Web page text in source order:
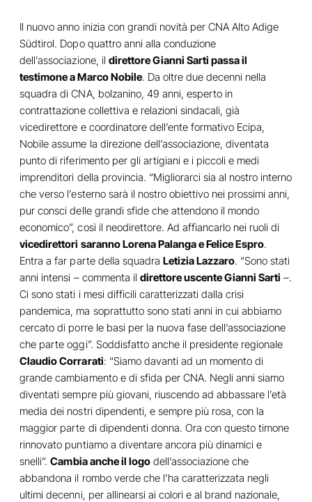
Il nuovo anno inizia con grandi novità per CNA Alto Adige
Südtirol. Dopo quattro anni alla conduzione
dell’associazione, il direttore Gianni Sarti passa il
testimone a Marco Nobile. Da oltre due decenni nella
squadra di CNA, bolzanino, 49 anni, esperto in
contrattazione collettiva e relazioni sindacali, già
vicedirettore e coordinatore dell’ente formativo Ecipa,
Nobile assume la direzione dell’associazione, diventata
punto di riferimento per gli artigiani e i piccoli e medi
imprenditori della provincia. “Migliorarci sia al nostro interno
che verso l’esterno sarà il nostro obiettivo nei prossimi anni,
pur consci delle grandi sfide che attendono il mondo
economico”, così il neodirettore. Ad affiancarlo nei ruoli di
vicedirettori saranno Lorena Palanga e Felice Espro.
Entra a far parte della squadra Letizia Lazzaro. “Sono stati
anni intensi – commenta il direttore uscente Gianni Sarti –.
Ci sono stati i mesi difficili caratterizzati dalla crisi
pandemica, ma soprattutto sono stati anni in cui abbiamo
cercato di porre le basi per la nuova fase dell’associazione
che parte oggi”. Soddisfatto anche il presidente regionale
Claudio Corrarati: “Siamo davanti ad un momento di
grande cambiamento e di sfida per CNA. Negli anni siamo
diventati sempre più giovani, riuscendo ad abbassare l’età
media dei nostri dipendenti, e sempre più rosa, con la
maggior parte di dipendenti donna. Ora con questo timone
rinnovato puntiamo a diventare ancora più dinamici e
snelli”.Cambia anche il logodell’associazione che
abbandona il rombo verde che l’ha caratterizzata negli
ultimi decenni, per allinearsi ai colori e al brand nazionale,